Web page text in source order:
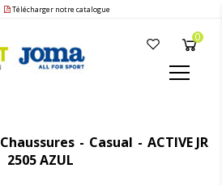
Télécharger notre catalogue
0
Chaussures Casual
ACTIVE JR
2505 AZUL